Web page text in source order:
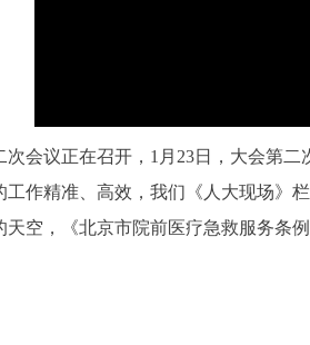
议正在召开，1月23日，大会第二
精准、高效，我们《人大现场》栏
天空，《北京市院前医疗急救服务